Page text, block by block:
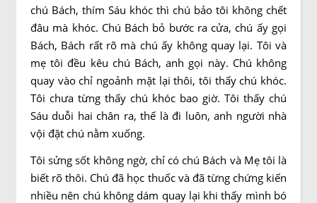
chú Bách, thím Sáu khóc thì chú bảo tôi không chết
đâu mà khóc. Chú Bách bỏ bước ra cửa, chú ấy gọi
Bách, Bách rất rõ mà chú ấy không quay lại. Tôi và
mẹ tôi đều kêu chú Bách, anh gọi này. Chú không
quay vào chỉ ngoảnh mặt lại thôi, tôi thấy chú khóc.
Tôi chưa từng thấy chú khóc bao giờ. Tôi thấy chú
Sáu duỗi hai chân ra, thế là đi luôn, anh người nhà
vội đặt chú nằm xuống.
Tôi sửng sốt không ngờ, chỉ có chú Bách và Mẹ tôi là
biết rõ thôi. Chú đã học thuốc và đã từng chứng kiến
nhiều nên chú không dám quay lại khi thấy mình bó